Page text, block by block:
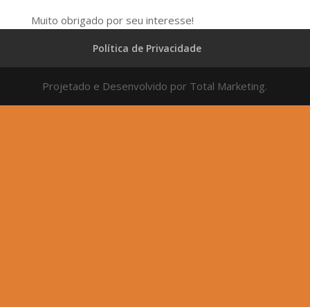
Muito obrigado por seu interesse!
Política de Privacidade
Projetado e Desenvolvido por Total Marketing.